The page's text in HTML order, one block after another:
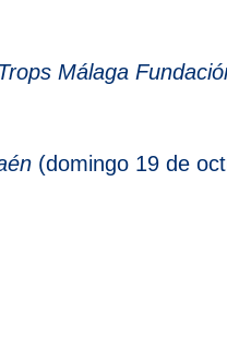
Málaga
(domingo 19 de